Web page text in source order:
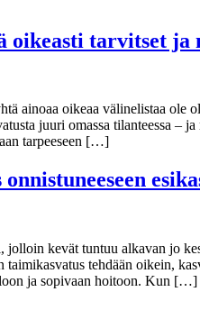
oikeasti tarvitset ja
ainoaa oikeaa välinelistaa
juuri omassa tilanteessa –
tarpeeseen […]
kevät tuntuu alkavan jo
tehdään oikein,
ja sopivaan hoitoon. Kun […]